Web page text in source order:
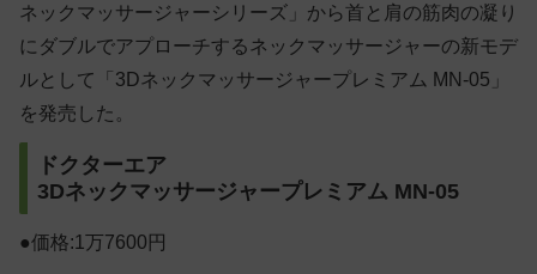
ネックマッサージャーシリーズ」から首と肩の筋肉の凝り
にダブルでアプローチするネックマッサージャーの新モデ
ルとして「3Dネックマッサージャープレミアム MN-05」
を発売した。
ドクターエア
3Dネックマッサージャープレミアム MN-05
●価格:1万7600円